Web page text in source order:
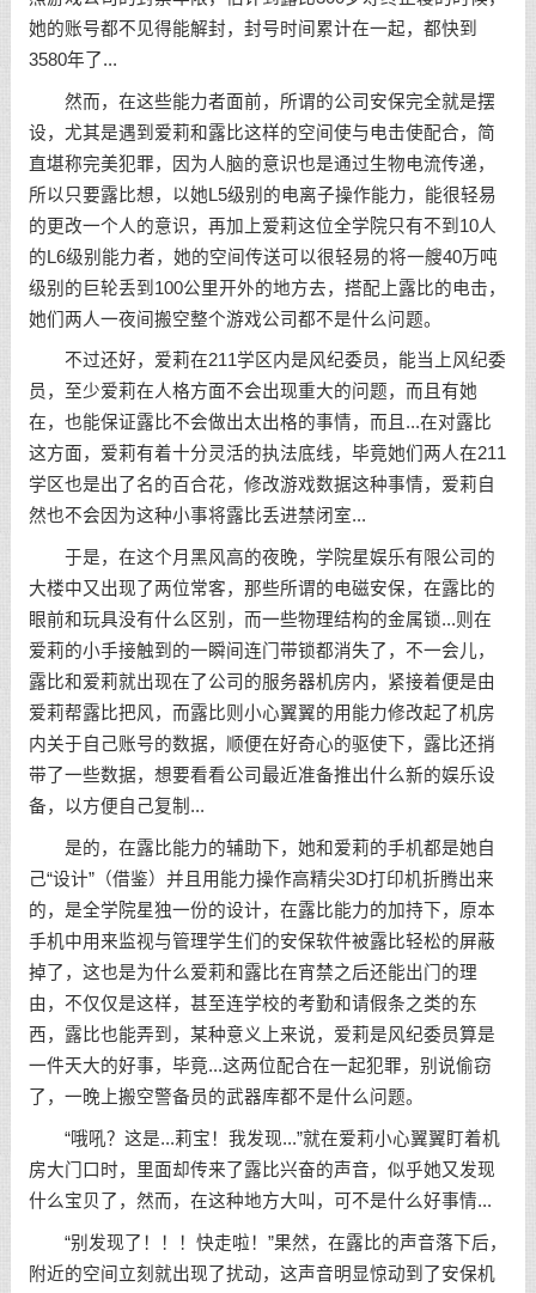
她的账号都不见得能解封，封号时间累计在一起，都快到
3580年了...
然而，在这些能力者面前，所谓的公司安保完全就是摆
设，尤其是遇到爱莉和露比这样的空间使与电击使配合，简
直堪称完美犯罪，因为人脑的意识也是通过生物电流传递，
所以只要露比想，以她L5级别的电离子操作能力，能很轻易
的更改一个人的意识，再加上爱莉这位全学院只有不到10人
的L6级别能力者，她的空间传送可以很轻易的将一艘40万吨
级别的巨轮丢到100公里开外的地方去，搭配上露比的电击，
她们两人一夜间搬空整个游戏公司都不是什么问题。
不过还好，爱莉在211学区内是风纪委员，能当上风纪委
员，至少爱莉在人格方面不会出现重大的问题，而且有她
在，也能保证露比不会做出太出格的事情，而且...在对露比
这方面，爱莉有着十分灵活的执法底线，毕竟她们两人在211
学区也是出了名的百合花，修改游戏数据这种事情，爱莉自
然也不会因为这种小事将露比丢进禁闭室...
于是，在这个月黑风高的夜晚，学院星娱乐有限公司的
大楼中又出现了两位常客，那些所谓的电磁安保，在露比的
眼前和玩具没有什么区别，而一些物理结构的金属锁...则在
爱莉的小手接触到的一瞬间连门带锁都消失了，不一会儿，
露比和爱莉就出现在了公司的服务器机房内，紧接着便是由
爱莉帮露比把风，而露比则小心翼翼的用能力修改起了机房
内关于自己账号的数据，顺便在好奇心的驱使下，露比还捎
带了一些数据，想要看看公司最近准备推出什么新的娱乐设
备，以方便自己复制...
是的，在露比能力的辅助下，她和爱莉的手机都是她自
己“设计”（借鉴）并且用能力操作高精尖3D打印机折腾出来
的，是全学院星独一份的设计，在露比能力的加持下，原本
手机中用来监视与管理学生们的安保软件被露比轻松的屏蔽
掉了，这也是为什么爱莉和露比在宵禁之后还能出门的理
由，不仅仅是这样，甚至连学校的考勤和请假条之类的东
西，露比也能弄到，某种意义上来说，爱莉是风纪委员算是
一件天大的好事，毕竟...这两位配合在一起犯罪，别说偷窃
了，一晚上搬空警备员的武器库都不是什么问题。
“哦吼？这是...莉宝！我发现...”就在爱莉小心翼翼盯着机
房大门口时，里面却传来了露比兴奋的声音，似乎她又发现
什么宝贝了，然而，在这种地方大叫，可不是什么好事情...
“别发现了！！！快走啦！”果然，在露比的声音落下后，
附近的空间立刻就出现了扰动，这声音明显惊动到了安保机